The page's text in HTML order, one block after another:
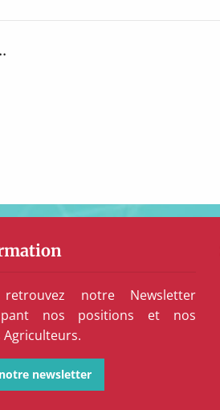
notre Newsletter
nos positions et nos
Agriculteurs.
newsletter